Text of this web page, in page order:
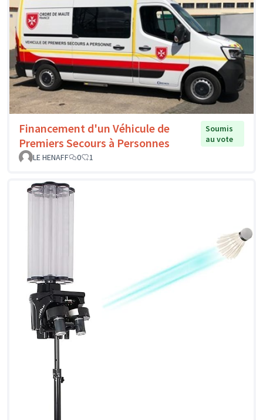
Financement d'un Véhicule de
Premiers Secours à Personnes
Soumis
au vote
LE HENAFF
0 1